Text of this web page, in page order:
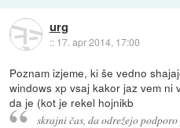
urg
:: 17. apr 2014, 17:00
Poznam izjeme, ki še vedno
windows xp vsaj kakor jaz vem
da je (kot je rekel hojnikb
skrajni čas, da odrežejo